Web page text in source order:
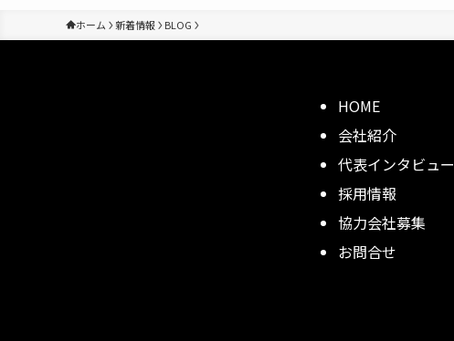
ホーム 新着情報 BLOG
HOME
会社紹介
代表インタビュー
採用情報
協力会社募集
お問合せ